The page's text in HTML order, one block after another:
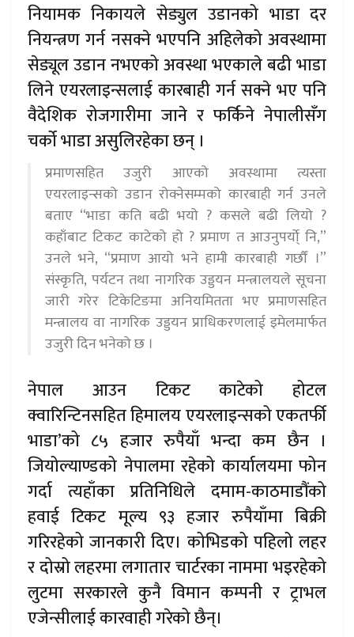
नियामक निकायले सेड्युल उडानको भाडा दर
नियन्त्रण गर्न नसक्ने भएपनि अहिलेको अवस्थामा
सेड्यूल उडान नभएको अवस्था भएकाले बढी भाडा
लिने एयरलाइन्सलाई कारबाही गर्न सक्ने भए पनि
वैदेशिक रोजगारीमा जाने र फर्किने नेपालीसँग
चर्को भाडा असुलिरहेका छन् ।
प्रमाणसहित उजुरी आएको अवस्थामा त्यस्ता
एयरलाइन्सको उडान रोक्नेसम्मको कारबाही गर्न उनले
बताए “भाडा कति बढी भयो ? कसले बढी लियो ?
कहाँबाट टिकट काटेको हो ? प्रमाण त आउनुपर्या्े नि,”
उनले भने, “प्रमाण आयो भने हामी कारबाही गर्छौं ।”
संस्कृति, पर्यटन तथा नागरिक उड्डयन मन्त्रालयले सूचना
जारी गरेर टिकेटिङमा अनियमितता भए प्रमाणसहित
मन्त्रालय वा नागरिक उड्डयन प्राधिकरणलाई इमेलमार्फत
उजुरी दिन भनेको छ ।
नेपाल आउन टिकट काटेको होटल
क्वारिन्टिनसहित हिमालय एयरलाइन्सको एकतर्फी
भाडा’को ८५ हजार रुपैयाँ भन्दा कम छैन ।
जियोल्याण्डको नेपालमा रहेको कार्यालयमा फोन
गर्दा त्यहाँका प्रतिनिधिले दमाम-काठमाडौंको
हवाई टिकट मूल्य ९३ हजार रुपैयाँमा बिक्री
गरिरहेको जानकारी दिए। कोभिडको पहिलो लहर
र दोस्रो लहरमा लगातार चार्टरका नाममा भइरहेको
लुटमा सरकारले कुनै विमान कम्पनी र ट्राभल
एजेन्सीलाई कारवाही गरेको छैन्।